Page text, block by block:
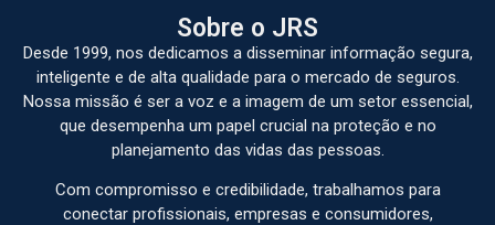
Sobre o JRS
Desde 1999, nos dedicamos a disseminar informação segura,
inteligente e de alta qualidade para o mercado de seguros.
Nossa missão é ser a voz e a imagem de um setor essencial,
que desempenha um papel crucial na proteção e no
planejamento das vidas das pessoas.
Com compromisso e credibilidade, trabalhamos para
conectar profissionais, empresas e consumidores,